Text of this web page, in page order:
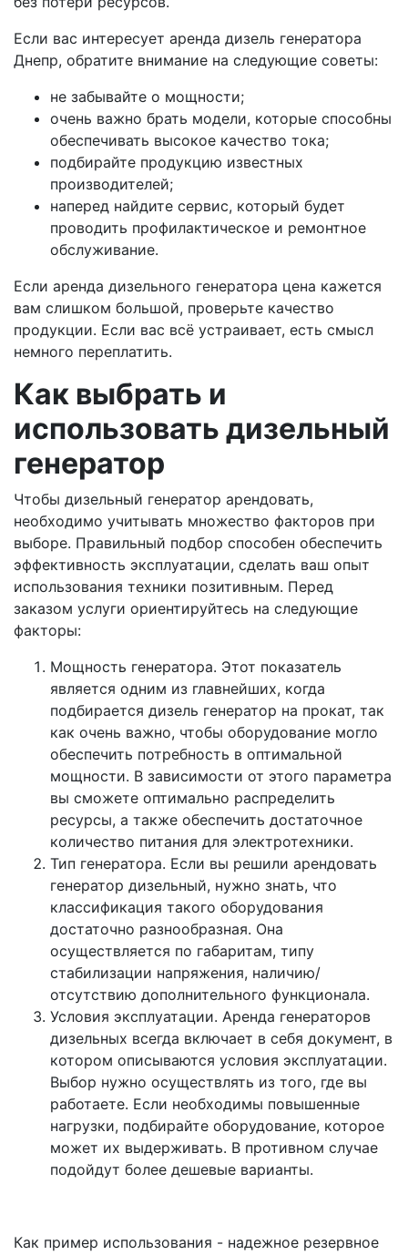
Если вас интересует аренда дизель генератора
Днепр, обратите внимание на следующие советы:
не забывайте о мощности;
очень важно брать модели, которые способны
обеспечивать высокое качество тока;
подбирайте продукцию известных
производителей;
наперед найдите сервис, который будет
проводить профилактическое и ремонтное
обслуживание.
Если аренда дизельного генератора цена кажется
вам слишком большой, проверьте качество
продукции. Если вас всё устраивает, есть смысл
немного переплатить.
Как выбрать и
использовать дизельный
генератор
Чтобы дизельный генератор арендовать,
необходимо учитывать множество факторов при
выборе. Правильный подбор способен обеспечить
эффективность эксплуатации, сделать ваш опыт
использования техники позитивным. Перед
заказом услуги ориентируйтесь на следующие
факторы:
Мощность генератора. Этот показатель
является одним из главнейших, когда
подбирается дизель генератор на прокат, так
как очень важно, чтобы оборудование могло
обеспечить потребность в оптимальной
мощности. В зависимости от этого параметра
вы сможете оптимально распределить
ресурсы, а также обеспечить достаточное
количество питания для электротехники.
Тип генератора. Если вы решили арендовать
генератор дизельный, нужно знать, что
классификация такого оборудования
достаточно разнообразная. Она
осуществляется по габаритам, типу
стабилизации напряжения, наличию/
отсутствию дополнительного функционала.
Условия эксплуатации. Аренда генераторов
дизельных всегда включает в себя документ, в
котором описываются условия эксплуатации.
Выбор нужно осуществлять из того, где вы
работаете. Если необходимы повышенные
нагрузки, подбирайте оборудование, которое
может их выдерживать. В противном случае
подойдут более дешевые варианты.
Как пример использования - надежное резервное